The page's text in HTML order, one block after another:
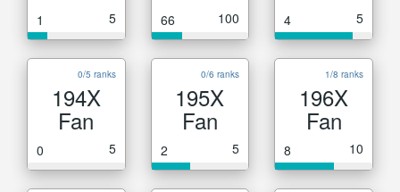
1 5 66 100 4 5
0/5 ranks
194X
Fan
0 5
0/6 ranks
195X
Fan
2 5
1/8 ranks
196X
Fan
8 10